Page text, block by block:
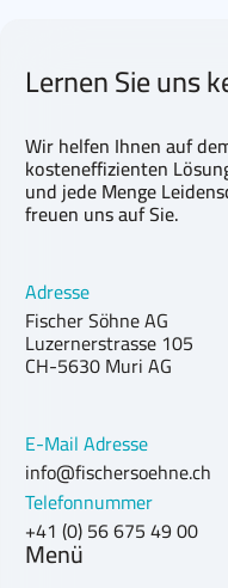
Lernen Sie uns
Wir helfen Ihnen auf
kosteneffizienten
und jede Menge
freuen uns auf Sie.
Adresse
Fischer Söhne AG
Luzernerstrasse 105
CH-5630 Muri AG
E-Mail Adresse
info@fischersoehne.ch
Telefonnummer
+41 (0) 56 675 49 00
Menü